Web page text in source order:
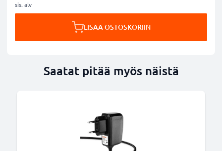
sis. alv
LISÄÄ OSTOSKORIIN
Saatat pitää myös näistä